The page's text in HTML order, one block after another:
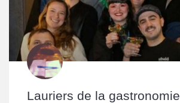
Lauriers de la gastronomie